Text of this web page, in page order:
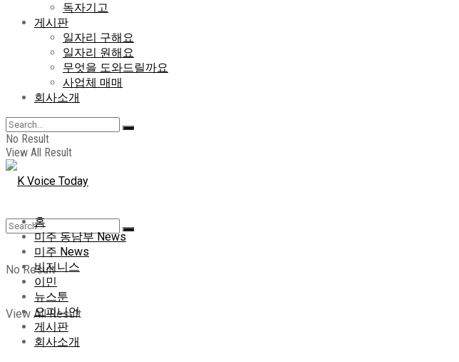
독자기고
게시판
일자리 구해요
일자리 원해요
무엇을 도와드릴까요
사업체 매매
회사소개
No Result
View All Result
No Result
View All Result
홈
미주 동남부 News
미주 News
비지니스
이민
뉴스툰
오피니언
게시판
회사소개